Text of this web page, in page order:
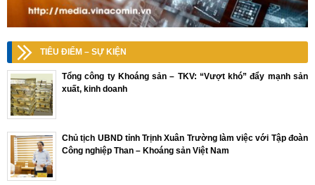
TIÊU ĐIỂM – SỰ KIỆN
Tổng công ty Khoáng sản – TKV: “Vượt khó” đẩy mạnh sản
xuất, kinh doanh
Chủ tịch UBND tỉnh Trịnh Xuân Trường làm việc với Tập đoàn
Công nghiệp Than – Khoáng sản Việt Nam